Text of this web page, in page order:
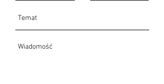
Fronty:  drewno fornirowane
Wybarwienie: Olejowosk Natural